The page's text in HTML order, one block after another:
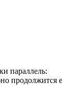
параллель:
продолжится